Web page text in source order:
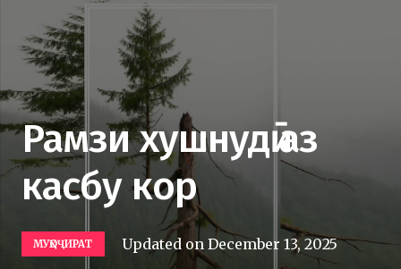
Рамзи хушнудӣ аз
касбу кор
МУҲОҶИРАТ Updated onDecember 13, 2025